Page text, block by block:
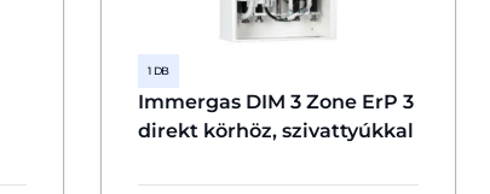
1 DB
Immergas DIM 3 Zone ErP 3
direkt körhöz, szivattyúkkal